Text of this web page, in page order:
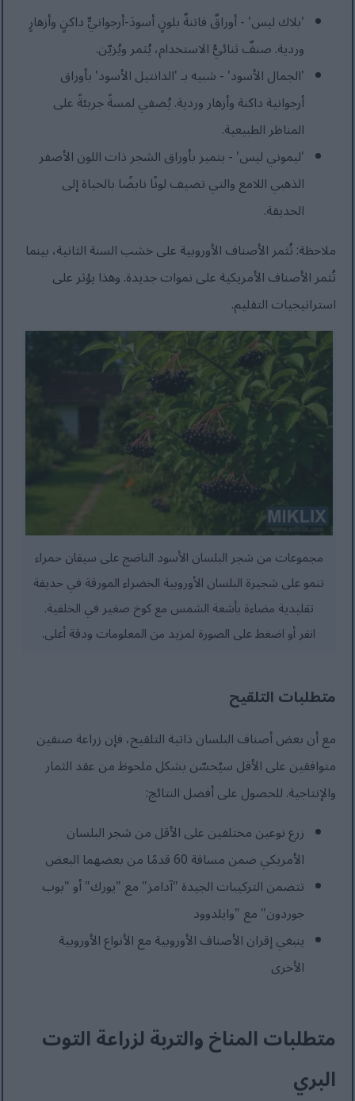
'بلاك ليس' - أوراقٌ فاتنةٌ بلونٍ أسودَ-أرجوانيٍّ داكنٍ وأزهارٍ
وردية. صنفٌ ثنائيُّ الاستخدام، يُثمر ويُزيّن.
'الجمال الأسود' - شبيه بـ 'الدانتيل الأسود' بأوراق
أرجوانية داكنة وأزهار وردية. يُضفي لمسةً جريئةً على
المناظر الطبيعية.
'ليموني ليس' - يتميز بأوراق الشجر ذات اللون الأصفر
الذهبي اللامع والتي تضيف لونًا نابضًا بالحياة إلى
الحديقة.
ملاحظة: تُثمر الأصناف الأوروبية على خشب السنة الثانية، بينما
تُثمر الأصناف الأمريكية على نموات جديدة. وهذا يؤثر على
استراتيجيات التقليم.
مجموعات من شجر البلسان الأسود الناضج على سيقان حمراء
تنمو على شجيرة البلسان الأوروبية الخضراء المورقة في حديقة
تقليدية مضاءة بأشعة الشمس مع كوخ صغير في الخلفية.
انقر أو اضغط على الصورة لمزيد من المعلومات ودقة أعلى.
متطلبات التلقيح
مع أن بعض أصناف البلسان ذاتية التلقيح، فإن زراعة صنفين
متوافقين على الأقل سيُحسّن بشكل ملحوظ من عقد الثمار
والإنتاجية. للحصول على أفضل النتائج:
زرع نوعين مختلفين على الأقل من شجر البلسان
الأمريكي ضمن مسافة 60 قدمًا من بعضهما البعض
تتضمن التركيبات الجيدة "آدامز" مع "يورك" أو "بوب
جوردون" مع "وايلدوود
ينبغي إقران الأصناف الأوروبية مع الأنواع الأوروبية
الأخرى
متطلبات المناخ والتربة لزراعة التوت
البري